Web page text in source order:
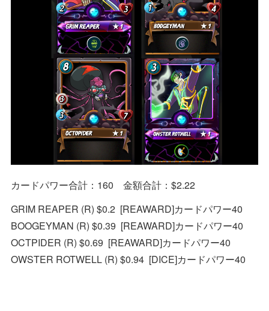
カードパワー合計：160 金額合計：$2.22
GRIM REAPER (R) $0.2 [REAWARD]カードパワー40
BOOGEYMAN (R) $0.39 [REAWARD]カードパワー40
OCTPIDER (R) $0.69 [REAWARD]カードパワー40
OWSTER ROTWELL (R) $0.94 [DICE]カードパワー40